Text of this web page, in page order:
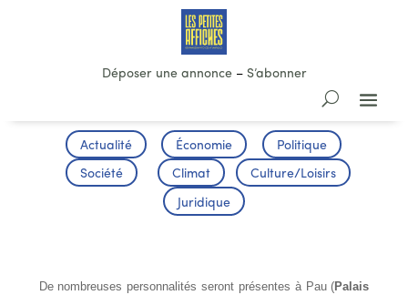
Déposer une annonce– S’abonner
Actualité Économie Politique
Société Climat Culture/Loisirs
Juridique
De nombreuses personnalités seront présentes à Pau (Palais